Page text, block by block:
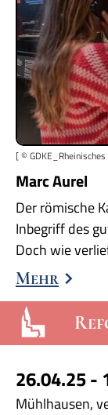
[ ©
Marc Aurel
Der römische
Inbegriff des
Doch wie
Mehr
26.04.25 -
Mühlhausen,